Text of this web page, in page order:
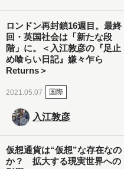
ロンドン再封鎖16週目。最終
回・英国社会は「新たな段
階」に。＜入江敦彦の『足止
め喰らい日記』嫌々乍ら
Returns＞
2021.05.07 国際
入江敦彦
仮想通貨は“仮想”な存在なの
か？ 拡大する現実世界への